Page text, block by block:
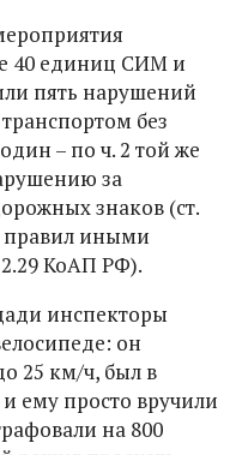
40 единиц СИМ и
пять нарушений
без
– по ч. 2 той же
за
знаков (ст.
правил иными
КоАП РФ).
инспекторы
он
25 км/ч, был в
ему просто вручили
на 800